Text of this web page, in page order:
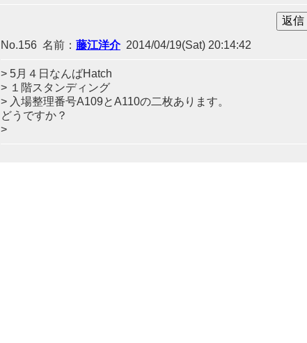
No.156 名前： 藤江洋介2014/04/19(Sat) 20:14:42
> 5月４日なんばHatch
> １階スタンディング
> 入場整理番号A109とA110の二枚あります。
どうですか？
>